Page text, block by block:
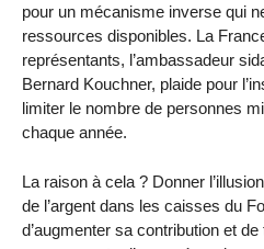
pour un mécanisme inverse qui
ressources disponibles. La
représentants, l’ambassadeur
Bernard Kouchner, plaide pour
limiter le nombre de personnes
chaque année.
La raison à cela ? Donner
de l’argent dans les caisses du
d’augmenter sa contribution et